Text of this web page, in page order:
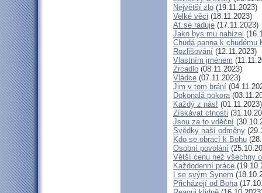
Největší zlo (19.11.2023)
Velké věci (18.11.2023)
Ať se raduje (17.11.2023)
Jako bys mu nabízel
Chudá panna k chudému
Rozlišování (12.11.2023)
Vlastním jménem
Zrcadlo (08.11.2023)
Vládce (07.11.2023)
Jim v tom brání
Dokonalá pokora
Každý z nás! (01.11.2023)
Získávat ctnosti
Jsou za to vděční
Svědky naší odměny
Kdo se obrací k Bohu
Osobní povolání
Větší cenu než všechny
Každodenní práce
I se svým Synem
Přicházejí od Boha